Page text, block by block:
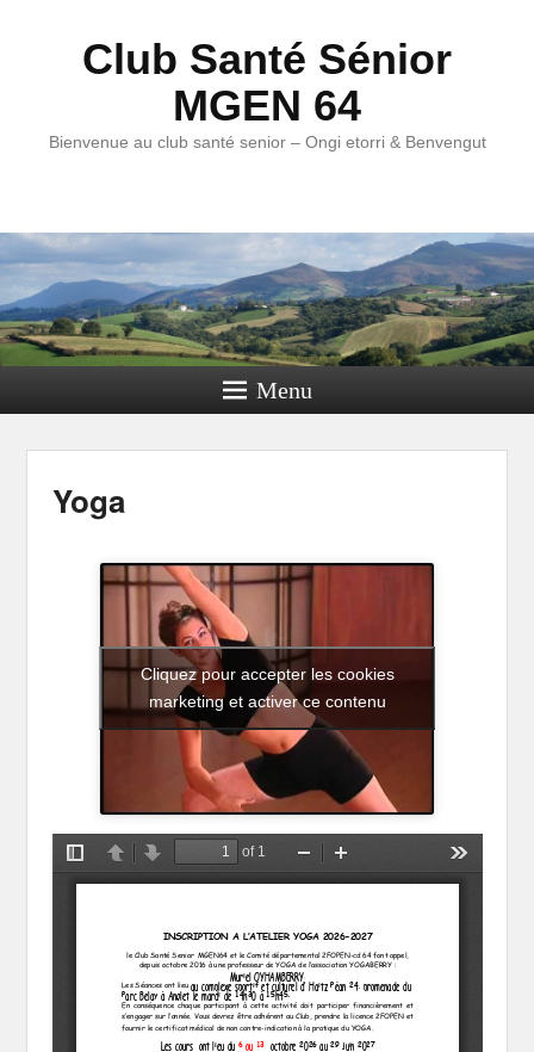
Club Santé Sénior
MGEN 64
Bienvenue au club santé senior – Ongi etorri & Benvengut
Menu
Yoga
Cliquez pour accepter les cookies
marketing et activer ce contenu